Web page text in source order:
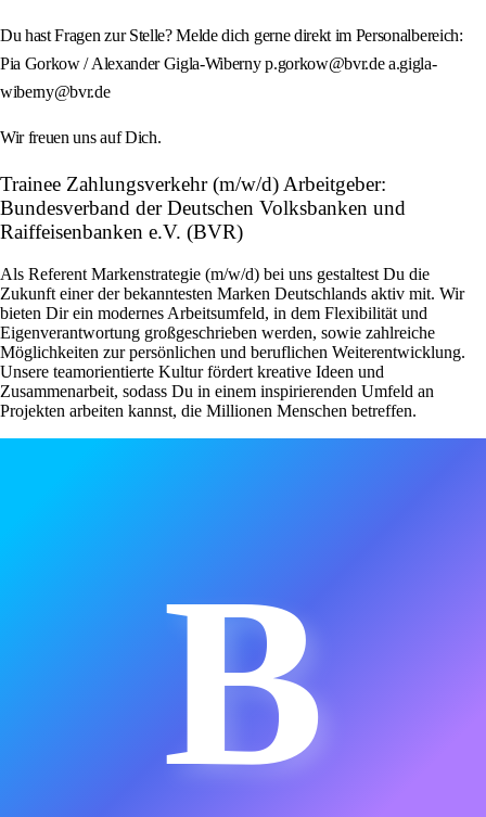
Du hast Fragen zur Stelle? Melde dich gerne direkt im Personalbereich:
Pia Gorkow / Alexander Gigla-Wiberny p.gorkow@bvr.de a.gigla-
wiberny@bvr.de
Wir freuen uns auf Dich.
Trainee Zahlungsverkehr (m/w/d) Arbeitgeber:
Bundesverband der Deutschen Volksbanken und
Raiffeisenbanken e.V. (BVR)
Als Referent Markenstrategie (m/w/d) bei uns gestaltest Du die
Zukunft einer der bekanntesten Marken Deutschlands aktiv mit. Wir
bieten Dir ein modernes Arbeitsumfeld, in dem Flexibilität und
Eigenverantwortung großgeschrieben werden, sowie zahlreiche
Möglichkeiten zur persönlichen und beruflichen Weiterentwicklung.
Unsere teamorientierte Kultur fördert kreative Ideen und
Zusammenarbeit, sodass Du in einem inspirierenden Umfeld an
Projekten arbeiten kannst, die Millionen Menschen betreffen.
B